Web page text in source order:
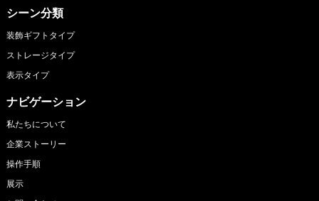
シーン分類
装飾ギフトタイプ
ストレージタイプ
表示タイプ
ナビゲーション
私たちについて
企業ストーリー
操作手順
展示